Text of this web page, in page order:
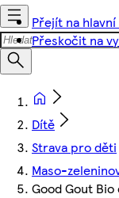
Přejít na
Přeskočit na
Dítě
Strava pro děti
Maso-
Good Gout